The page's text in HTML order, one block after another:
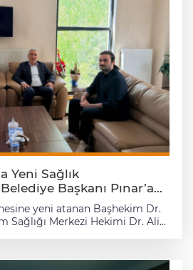
Yeni Sağlık
Başkanı Pınar’a
yeni atanan Başhekim Dr.
Sağlığı Merkezi Hekimi Dr. Ali
yürütülecek çalışmalar